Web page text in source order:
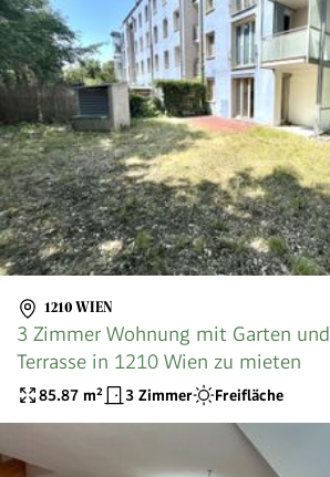
1210 WIEN
3 Zimmer Wohnung mit Garten und
Terrasse in 1210 Wien zu mieten
85.87 m² 3 Zimmer Freifläche